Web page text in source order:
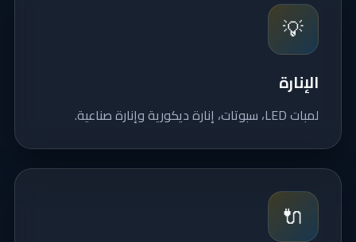
💡
الإنارة
لمبات LED، سبوتات، إنارة ديكورية وإنارة صناعية.
🔌